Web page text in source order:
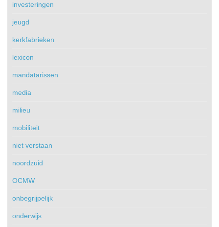
investeringen
jeugd
kerkfabrieken
lexicon
mandatarissen
media
milieu
mobiliteit
niet verstaan
noordzuid
OCMW
onbegrijpelijk
onderwijs